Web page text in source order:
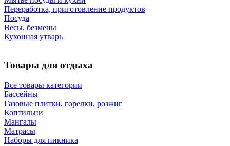
Переработка, приготовление продуктов
Посуда
Весы, безмены
Кухонная утварь
Товары для отдыха
Все товары категории
Бассейны
Газовые плитки, горелки, розжиг
Коптильни
Мангалы
Матрасы
Наборы для пикника